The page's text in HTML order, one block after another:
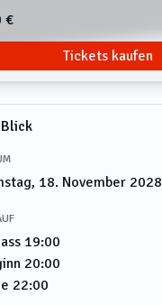
€
Tickets kaufen
18. November 2028
19:00
20:00
22:00